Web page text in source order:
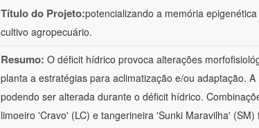
Título do Projeto:potencializando a memória
cultivo agropecuário.
Resumo: O déficit hídrico provoca alterações
planta a estratégias para aclimatização e/ou adaptação.
podendo ser alterada durante o déficit hídrico.
limoeiro 'Cravo' (LC) e tangerineira 'Sunki Maravilha' (SM)